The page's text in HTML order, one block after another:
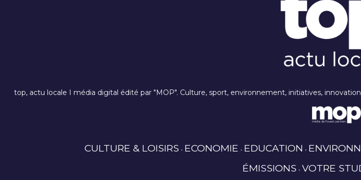
top, actu locale I média digital édité par "MOP". Culture, sport, environnement, initiatives,
CULTURE & LOISIRS ECONOMIE EDUCATION
ÉMISSIONS VOTRE